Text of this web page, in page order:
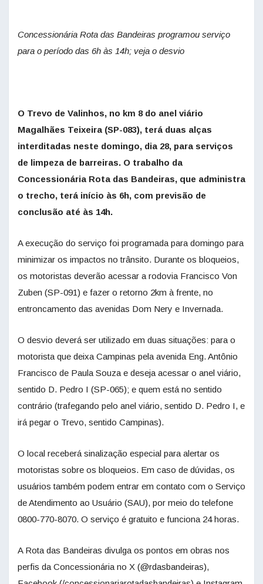
Concessionária Rota das Bandeiras programou serviço
para o período das 6h às 14h; veja o desvio
O Trevo de Valinhos, no km 8 do anel viário
Magalhães Teixeira (SP-083), terá duas alças
interditadas neste domingo, dia 28, para serviços
de limpeza de barreiras. O trabalho da
Concessionária Rota das Bandeiras, que administra
o trecho, terá início às 6h, com previsão de
conclusão até às 14h.
A execução do serviço foi programada para domingo para
minimizar os impactos no trânsito. Durante os bloqueios,
os motoristas deverão acessar a rodovia Francisco Von
Zuben (SP-091) e fazer o retorno 2km à frente, no
entroncamento das avenidas Dom Nery e Invernada.
O desvio deverá ser utilizado em duas situações: para o
motorista que deixa Campinas pela avenida Eng. Antônio
Francisco de Paula Souza e deseja acessar o anel viário,
sentido D. Pedro I (SP-065); e quem está no sentido
contrário (trafegando pelo anel viário, sentido D. Pedro I, e
irá pegar o Trevo, sentido Campinas).
O local receberá sinalização especial para alertar os
motoristas sobre os bloqueios. Em caso de dúvidas, os
usuários também podem entrar em contato com o Serviço
de Atendimento ao Usuário (SAU), por meio do telefone
0800-770-8070. O serviço é gratuito e funciona 24 horas.
A Rota das Bandeiras divulga os pontos em obras nos
perfis da Concessionária no X (@rdasbandeiras),